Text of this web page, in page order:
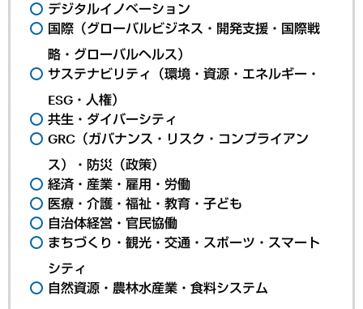
デジタルイノベーション
国際（グローバルビジネス・開発支援・国際戦
略・グローバルヘルス）
サステナビリティ（環境・資源・エネルギー・
ESG・人権）
共生・ダイバーシティ
GRC（ガバナンス・リスク・コンプライアン
ス）・防災（政策）
経済・産業・雇用・労働
医療・介護・福祉・教育・子ども
自治体経営・官民協働
まちづくり・観光・交通・スポーツ・スマート
シティ
自然資源・農林水産業・食料システム